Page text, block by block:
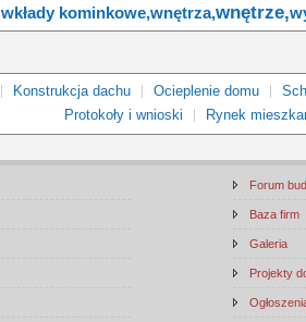
wkłady kominkowe,wnętrza,wnętrze,
Konstrukcja dachu Ocieplenie domu
Protokoły i wnioski
Rynek
Forum
Baza firm
Galeria
Projekty